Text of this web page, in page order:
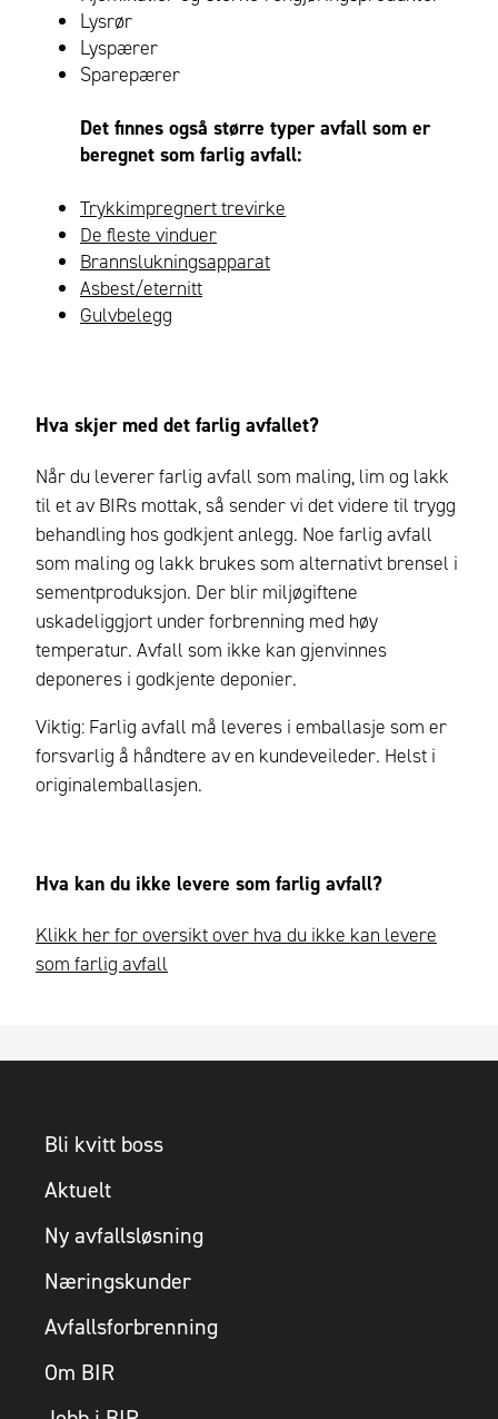
Lysrør
Lyspærer
Sparepærer
Det finnes også større typer avfall som er
beregnet som farlig avfall:
Trykkimpregnert trevirke
De fleste vinduer
Brannslukningsapparat
Asbest/eternitt
Gulvbelegg
Hva skjer med det farlig avfallet?
Når du leverer farlig avfall som maling, lim og lakk
til et av BIRs mottak, så sender vi det videre til trygg
behandling hos godkjent anlegg. Noe farlig avfall
som maling og lakk brukes som alternativt brensel i
sementproduksjon. Der blir miljøgiftene
uskadeliggjort under forbrenning med høy
temperatur. Avfall som ikke kan gjenvinnes
deponeres i godkjente deponier.
Viktig: Farlig avfall må leveres i emballasje som er
forsvarlig å håndtere av en kundeveileder. Helst i
originalemballasjen.
Hva kan du ikke levere som farlig avfall?
Klikk her for oversikt over hva du ikke kan levere
som farlig avfall
Bli kvitt boss
Aktuelt
Ny avfallsløsning
Næringskunder
Avfallsforbrenning
Om BIR